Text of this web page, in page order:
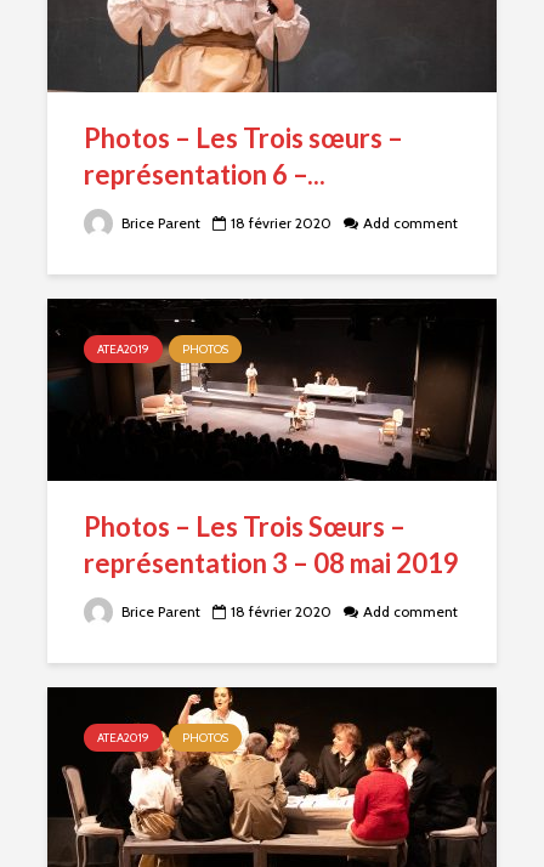
Photos – Les Trois sœurs –
représentation 6 –...
Brice Parent 18 février 2020 Add comment
ATEA2019 PHOTOS
Photos – Les Trois Sœurs –
représentation 3 – 08 mai 2019
Brice Parent 18 février 2020 Add comment
ATEA2019 PHOTOS